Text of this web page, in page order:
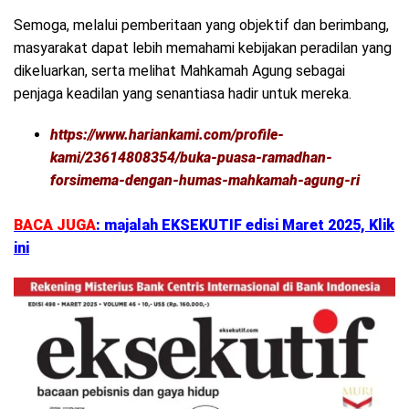
Semoga, melalui pemberitaan yang objektif dan berimbang,
masyarakat dapat lebih memahami kebijakan peradilan yang
dikeluarkan, serta melihat Mahkamah Agung sebagai
penjaga keadilan yang senantiasa hadir untuk mereka.
https://www.hariankami.com/profile-
kami/23614808354/buka-puasa-ramadhan-
forsimema-dengan-humas-mahkamah-agung-ri
BACA JUGA: majalah EKSEKUTIF edisi Maret 2025, Klik
ini